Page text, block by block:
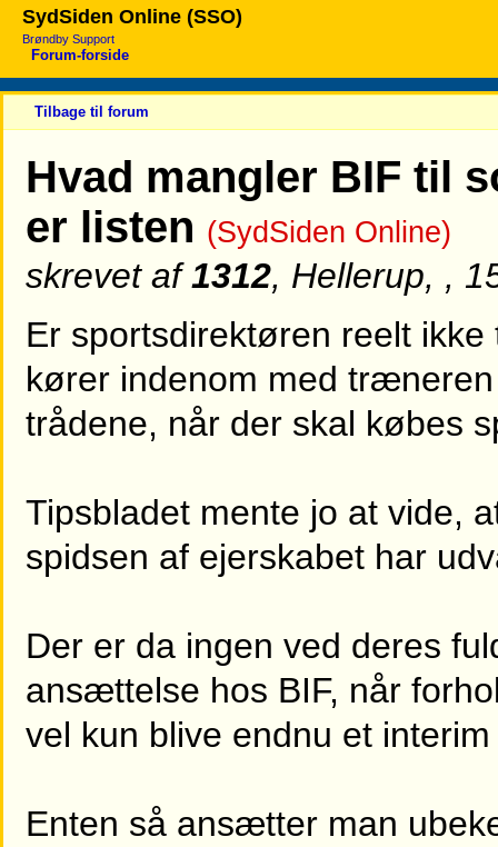
SydSiden Online (SSO)
Brøndby Support
Forum-forside
Tilbage til forum
Hvad mangler BIF til
er listen (SydSiden Online)
skrevet af1312, Hellerup, ,
Er sportsdirektøren reelt
kører indenom med
trådene, når der skal købes
Tipsbladet mente jo at vide,
spidsen af ejerskabet har
Der er da ingen ved deres
ansættelse hos BIF, når
vel kun blive endnu et
Enten så ansætter man